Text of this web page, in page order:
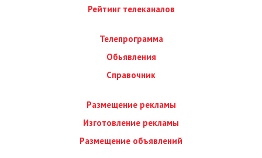
Рейтинг телеканалов
Телепрограмма
Обьявления
Справочник
Размещение рекламы
Изготовление рекламы
Размещение объявлений